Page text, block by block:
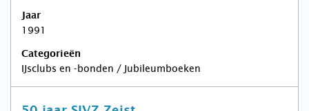
Jaar
1991
Categorieën
IJsclubs en -bonden / Jubileumboeken